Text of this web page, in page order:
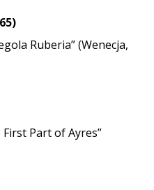
Ruberia” (Wenecja,
Part of Ayres”